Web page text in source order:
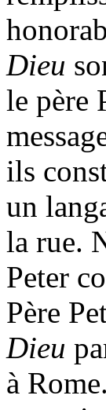
Dieu
le père
ils
un
la rue.
Peter
Père
Dieu
à